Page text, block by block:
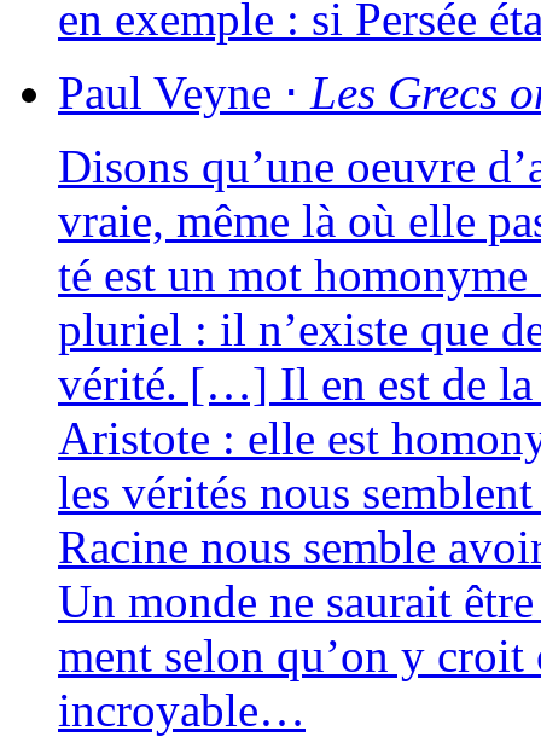
en exemple : si Persée
Paul Veyne ⋅ Les Grecs
Disons qu’une oeuvre
vraie, même là où elle
té est un mot
plu­riel : il n’existe que
véri­té. […] Il en est de la
Aristote : elle est
les véri­tés nous
Racine nous semble
Un monde ne sau­rait
ment selon qu’on y
incroyable…